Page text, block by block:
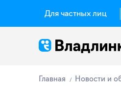
Для частных лиц
Главная Новости и